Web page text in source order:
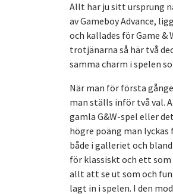
Allt har ju sitt ursprung
av Gameboy Advance,
och kallades för Game
trotjänarna så här två
samma charm i spelen
När man för första
man ställs inför två val.
gamla G&W-spel eller
högre poäng man
både i galleriet och
för klassiskt och ett
allt att se ut som och
lagt in i spelen. I den